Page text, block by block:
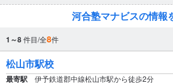
河合塾マナビスの情報
1～8件目/全8件
松山市駅校
最寄駅 伊予鉄道郡中線松山市駅から徒歩2分